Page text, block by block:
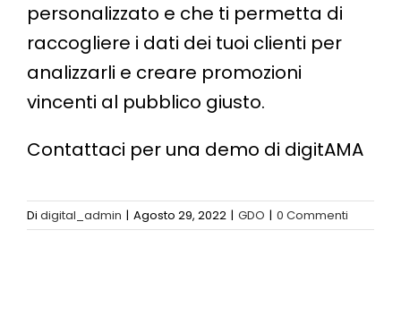
personalizzato e che ti permetta di
raccogliere i dati dei tuoi clienti per
analizzarli e creare promozioni
vincenti al pubblico giusto.
Contattaci per una demo di digitAMA
Di digital_admin | Agosto 29, 2022 | GDO | 0 Commenti